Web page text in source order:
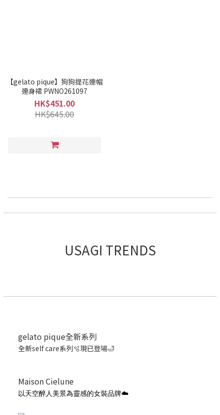
【gelato pique】狗狗提花連帽
連身裙 PWNO261097
HK$451.00
HK$645.00
USAGI TRENDS
gelato pique全新系列
全新self care系列🫧現已登場🛁
Maison Cielune
以天空醉人美景為靈感的女裝品牌☁️